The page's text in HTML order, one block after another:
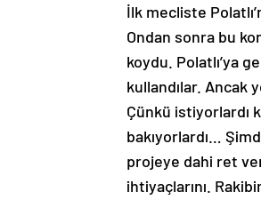
İlk mecliste
Ondan sonra bu
koydu. Polatlı’ya
kullandılar. Ancak
Çünkü istiyorlardı
bakıyorlardı…
projeye dahi ret
ihtiyaçlarını.